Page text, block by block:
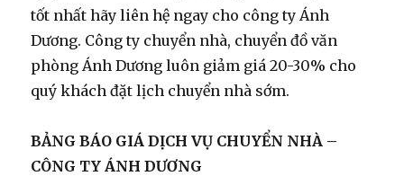
tốt nhất hãy liên hệ ngay cho công ty Ánh
Dương. Công ty chuyển nhà, chuyển đồ văn
phòng Ánh Dương luôn giảm giá 20-30% cho
quý khách đặt lịch chuyển nhà sớm.
BẢNG BÁO GIÁ DỊCH VỤ CHUYỂN NHÀ –
CÔNG TY ÁNH DƯƠNG